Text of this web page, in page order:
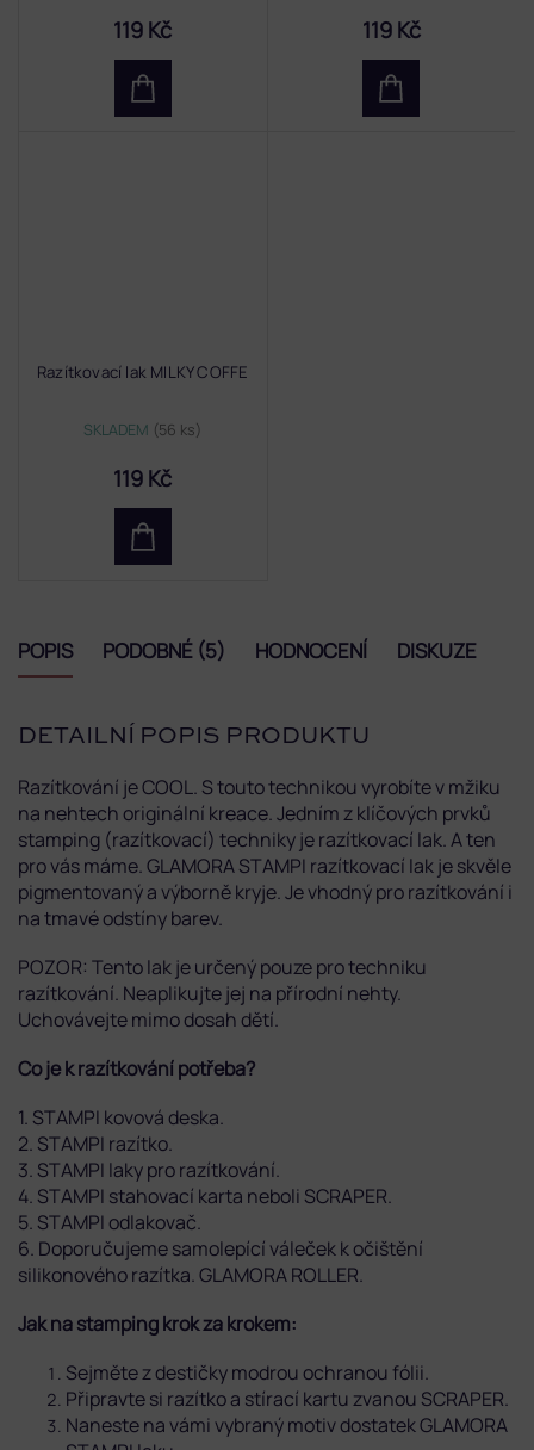
119 Kč 119 Kč
Razítkovací lak MILKY COFFE
SKLADEM (56 ks)
119 Kč
POPIS PODOBNÉ (5) HODNOCENÍ DISKUZE
DETAILNÍ POPIS PRODUKTU
Razítkování je COOL. S touto technikou vyrobíte v mžiku
na nehtech originální kreace. Jedním z klíčových prvků
stamping (razítkovací) techniky je razítkovací lak. A ten
pro vás máme. GLAMORA STAMPI razítkovací lak je skvěle
pigmentovaný a výborně kryje. Je vhodný pro razítkování i
na tmavé odstíny barev.
POZOR: Tento lak je určený pouze pro techniku
razítkování. Neaplikujte jej na přírodní nehty.
Uchovávejte mimo dosah dětí.
Co je k razítkování potřeba?
1. STAMPI kovová deska.
2. STAMPI razítko.
3. STAMPI laky pro razítkování.
4. STAMPI stahovací karta neboli SCRAPER.
5. STAMPI odlakovač.
6. Doporučujeme samolepící váleček k očištění
silikonového razítka. GLAMORA ROLLER.
Jak na stamping krok za krokem:
Sejměte z destičky modrou ochranou fólii.
Připravte si razítko a stírací kartu zvanou SCRAPER.
Naneste na vámi vybraný motiv dostatek GLAMORA